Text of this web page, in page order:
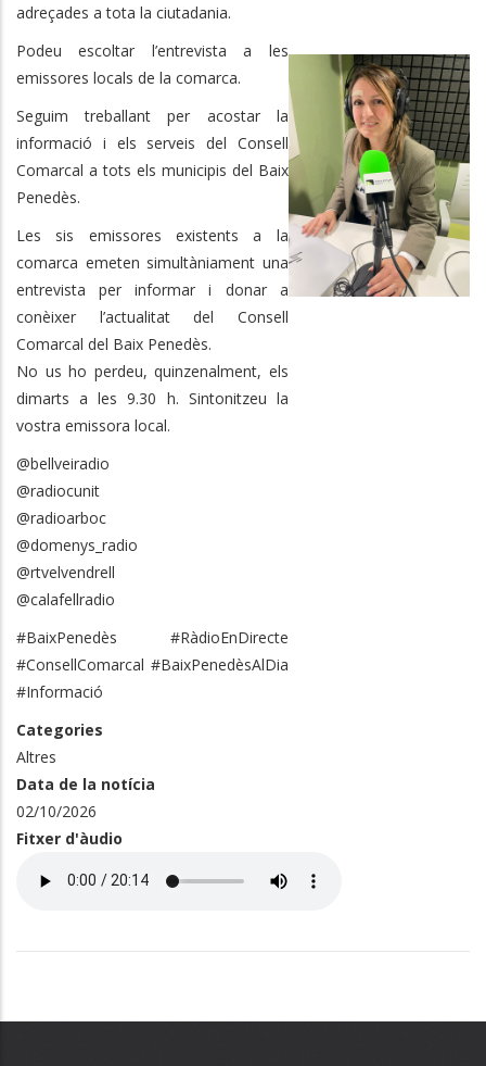
adreçades a tota la ciutadania.
Podeu escoltar l’entrevista a les
emissores locals de la comarca.
Seguim treballant per acostar la
informació i els serveis del Consell
Comarcal a tots els municipis del Baix
Penedès.
Les sis emissores existents a la
comarca emeten simultàniament una
entrevista per informar i donar a
conèixer l’actualitat del Consell
Comarcal del Baix Penedès.
No us ho perdeu, quinzenalment, els
dimarts a les 9.30 h. Sintonitzeu la
vostra emissora local.
@bellveiradio
@radiocunit
@radioarboc
@domenys_radio
@rtvelvendrell
@calafellradio
#BaixPenedès #RàdioEnDirecte
#ConsellComarcal #BaixPenedèsAlDia
#Informació
Categories
Altres
Data de la notícia
02/10/2026
Fitxer d'àudio
file